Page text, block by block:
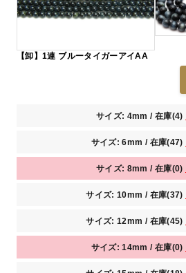
【卸】1連 ブルータイガーアイAA
サイズ: 4mm / 在庫(4)
サイズ: 6mm / 在庫(47)
サイズ: 8mm / 在庫(0)
サイズ: 10mm / 在庫(37)
サイズ: 12mm / 在庫(45)
サイズ: 14mm / 在庫(0)